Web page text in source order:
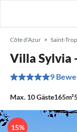
Côte d'Azur Saint-
Villa Sylvia
9
Max. 10Gäste165m²
15%